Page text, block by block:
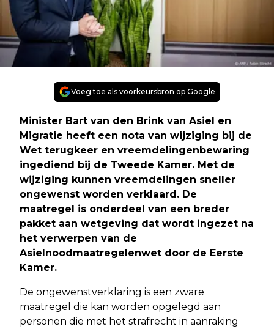
Voeg toe als voorkeursbron op Google
Minister Bart van den Brink van Asiel en
Migratie heeft een nota van wijziging bij de
Wet terugkeer en vreemdelingenbewaring
ingediend bij de Tweede Kamer. Met de
wijziging kunnen vreemdelingen sneller
ongewenst worden verklaard. De
maatregel is onderdeel van een breder
pakket aan wetgeving dat wordt ingezet na
het verwerpen van de
Asielnoodmaatregelenwet door de Eerste
Kamer.
De ongewenstverklaring is een zware
maatregel die kan worden opgelegd aan
personen die met het strafrecht in aanraking